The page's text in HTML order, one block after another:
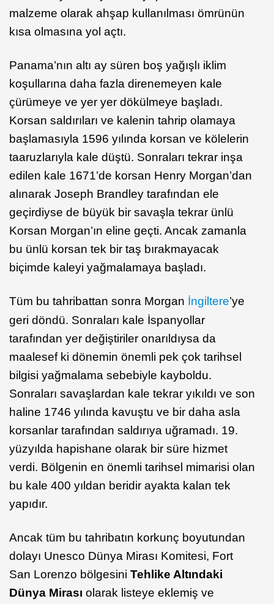
malzeme olarak ahşap kullanılması ömrünün
kısa olmasına yol açtı.
Panama’nın altı ay süren boş yağışlı iklim
koşullarına daha fazla direnemeyen kale
çürümeye ve yer yer dökülmeye başladı.
Korsan saldırıları ve kalenin tahrip olamaya
başlamasıyla 1596 yılında korsan ve kölelerin
taaruzlarıyla kale düştü. Sonraları tekrar inşa
edilen kale 1671’de korsan Henry Morgan’dan
alınarak Joseph Brandley tarafından ele
geçirdiyse de büyük bir savaşla tekrar ünlü
Korsan Morgan’ın eline geçti. Ancak zamanla
bu ünlü korsan tek bir taş bırakmayacak
biçimde kaleyi yağmalamaya başladı.
Tüm bu tahribattan sonra Morgan İngiltere’ye
geri döndü. Sonraları kale İspanyollar
tarafından yer değiştiriler onarıldıysa da
maalesef ki dönemin önemli pek çok tarihsel
bilgisi yağmalama sebebiyle kayboldu.
Sonraları savaşlardan kale tekrar yıkıldı ve son
haline 1746 yılında kavuştu ve bir daha asla
korsanlar tarafından saldırıya uğramadı. 19.
yüzyılda hapishane olarak bir süre hizmet
verdi. Bölgenin en önemli tarihsel mimarisi olan
bu kale 400 yıldan beridir ayakta kalan tek
yapıdır.
Ancak tüm bu tahribatın korkunç boyutundan
dolayı Unesco Dünya Mirası Komitesi, Fort
San Lorenzo bölgesini Tehlike Altındaki
Dünya Mirası olarak listeye eklemiş ve